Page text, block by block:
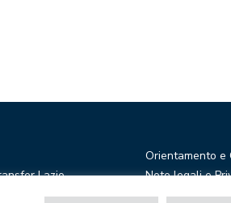
Lazio
Orientamento e
Note legali e
Privacy